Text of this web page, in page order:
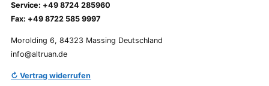
Service: +49 8724 285960
Fax: +49 8722 585 9997
Morolding 6, 84323 Massing Deutschland
info@altruan.de
↻ Vertrag widerrufen